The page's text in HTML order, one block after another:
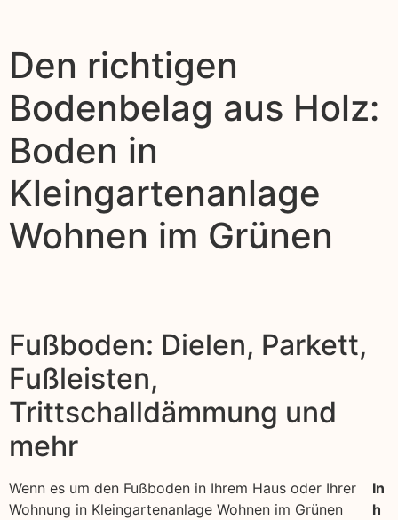
Den richtigen
Bodenbelag aus Holz:
Boden in
Kleingartenanlage
Wohnen im Grünen
Fußboden: Dielen, Parkett,
Fußleisten,
Trittschalldämmung und
mehr
Wenn es um den Fußboden in Ihrem Haus oder Ihrer
Wohnung in Kleingartenanlage Wohnen im Grünen
In
h